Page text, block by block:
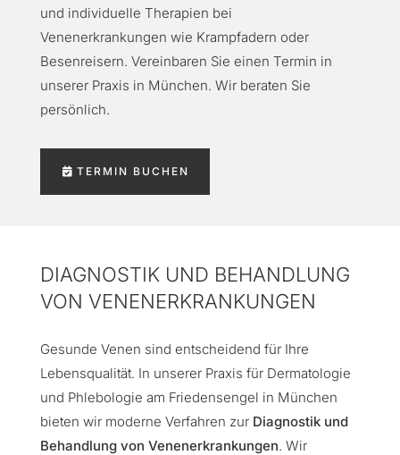
und individuelle Therapien bei
Venenerkrankungen wie Krampfadern oder
Besenreisern. Vereinbaren Sie einen Termin in
unserer Praxis in München. Wir beraten Sie
persönlich.
TERMIN BUCHEN
DIAGNOSTIK UND BEHANDLUNG
VON VENENERKRANKUNGEN
Gesunde Venen sind entscheidend für Ihre
Lebensqualität. In unserer Praxis für Dermatologie
und Phlebologie am Friedensengel in München
bieten wir moderne Verfahren zur Diagnostik und
Behandlung von Venenerkrankungen. Wir